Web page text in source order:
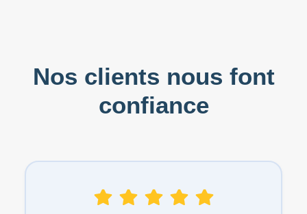
Nos clients nous font
confiance